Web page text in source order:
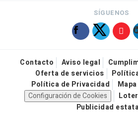
SÍGUENOS
Contacto Aviso legal
Oferta de servicios
Política de Privacidad
Configuración de Cookies
Publicidad